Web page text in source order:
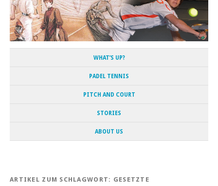
WHAT’S UP?
PADEL TENNIS
PITCH AND COURT
STORIES
ABOUT US
ARTIKEL ZUM SCHLAGWORT: GESETZTE